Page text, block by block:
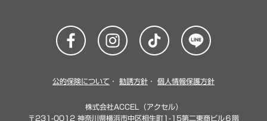
公的保険について ・ 勧誘方針 ・ 個人情報保護方針
株式会社ACCEL（アクセル）
〒231-0012 神奈川県横浜市中区相生町1-15第二東商ビル６階